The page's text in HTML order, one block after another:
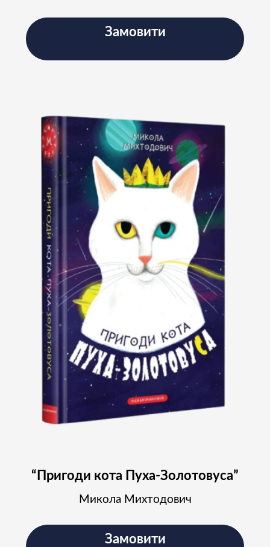
Замовити
“Пригоди кота Пуха-Золотовуса”
Микола Михтодович
Замовити